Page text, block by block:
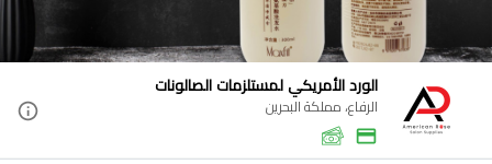
الورد الأمريكي لمستلزمات الصالونات
الرفاع، مملكة البحرين